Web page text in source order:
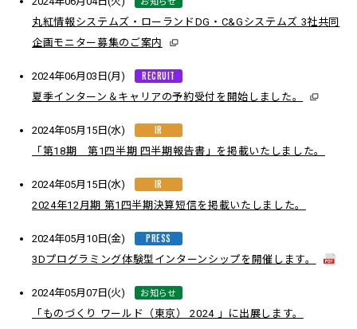
丸紅情報システムズ・ローランドDG・C&Gシステムズ 3社共同
企画モニター募集のご案内
2024年06月03日(月) RECRUIT
夏季インターン＆キャリアの予約受付を開始しました。
2024年05月15日(水) IR
「第18期 第1四半期 四半期報告書」を掲載いたしました。
2024年05月15日(水) IR
2024年12月期 第1四半期決算短信を掲載いたしました。
2024年05月10日(金) PRESS
3Dプログラミング体験型インターンシップを開催します。
2024年05月07日(火) お知らせ
「ものづくり ワールド（東京） 2024 」に出展します。